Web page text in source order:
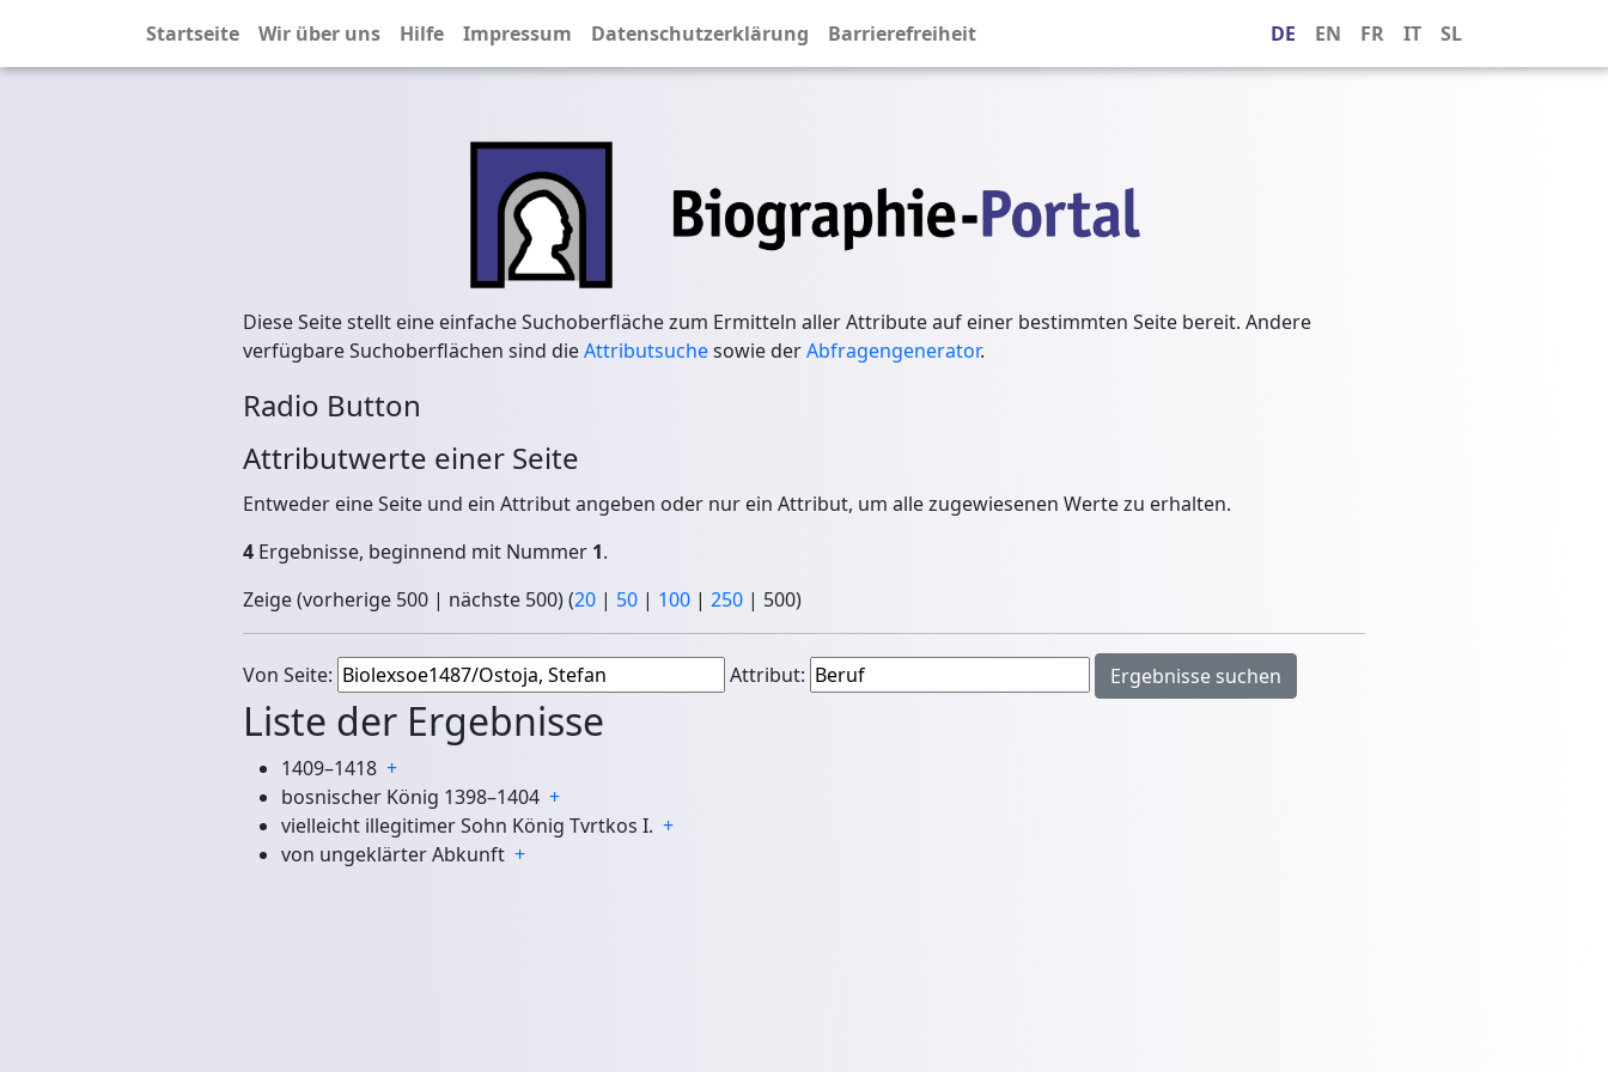
Startseite Wir über uns Hilfe Impressum Datenschutzerklärung Barrierefreiheit DE EN FR IT SL
Diese Seite stellt eine einfache Suchoberfläche zum Ermitteln aller Attribute auf einer bestimmten Seite bereit. Andere
verfügbare Suchoberflächen sind dieAttributsuchesowie derAbfragengenerator.
Radio Button
Attributwerte einer Seite
Entweder eine Seite und ein Attribut angeben oder nur ein Attribut, um alle zugewiesenen Werte zu erhalten.
4 Ergebnisse, beginnend mit Nummer 1.
Zeige (vorherige 500 | nächste 500) (20 | 50 | 100 | 250 | 500)
Von Seite: Attribut:
Liste der Ergebnisse
1409–1418 +
bosnischer König 1398–1404 +
vielleicht illegitimer Sohn König Tvrtkos I. +
von ungeklärter Abkunft +